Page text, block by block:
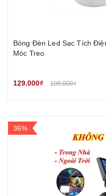
Bóng Đèn Led Sạc Tích
Móc Treo
129.000₫ 199.000₫
36%